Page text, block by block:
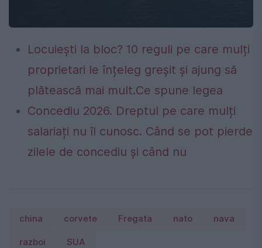
Locuiești la bloc? 10 reguli pe care mulți
proprietari le înțeleg greșit și ajung să
plătească mai mult.Ce spune legea
Concediu 2026. Dreptul pe care mulți
salariați nu îl cunosc. Când se pot pierde
zilele de concediu și când nu
china corvete Fregata nato nava
razboi SUA